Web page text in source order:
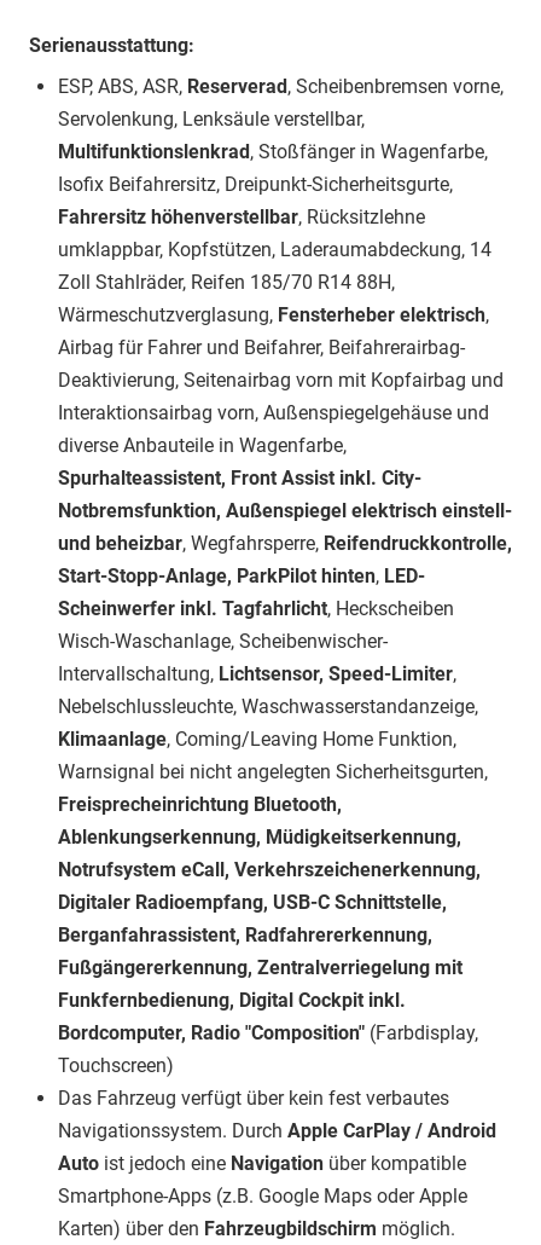
Serienausstattung:
ESP, ABS, ASR, Reserverad , Scheibenbremsen vorne,
Servolenkung, Lenksäule verstellbar,
Multifunktionslenkrad , Stoßfänger in Wagenfarbe,
Isofix Beifahrersitz, Dreipunkt-Sicherheitsgurte,
Fahrersitz höhenverstellbar, Rücksitzlehne
umklappbar, Kopfstützen, Laderaumabdeckung, 14
Zoll Stahlräder, Reifen 185/70 R14 88H,
Wärmeschutzverglasung, Fensterheber elektrisch,
Airbag für Fahrer und Beifahrer, Beifahrerairbag-
Deaktivierung, Seitenairbag vorn mit Kopfairbag und
Interaktionsairbag vorn, Außenspiegelgehäuse und
diverse Anbauteile in Wagenfarbe,
Spurhalteassistent, Front Assist inkl. City-
Notbremsfunktion, Außenspiegel elektrisch einstell-
und beheizbar, Wegfahrsperre, Reifendruckkontrolle,
Start-Stopp-Anlage, ParkPilot hinten, LED-
Scheinwerfer inkl. Tagfahrlicht, Heckscheiben
Wisch-Waschanlage, Scheibenwischer-
Intervallschaltung, Lichtsensor, Speed-Limiter,
Nebelschlussleuchte, Waschwasserstandanzeige,
Klimaanlage, Coming/Leaving Home Funktion,
Warnsignal bei nicht angelegten Sicherheitsgurten,
Freisprecheinrichtung Bluetooth,
Ablenkungserkennung, Müdigkeitserkennung,
Notrufsystem eCall, Verkehrszeichenerkennung,
Digitaler Radioempfang, USB-C Schnittstelle,
Berganfahrassistent, Radfahrererkennung,
Fußgängererkennung, Zentralverriegelung mit
Funkfernbedienung, Digital Cockpit inkl.
Bordcomputer, Radio "Composition" (Farbdisplay,
Touchscreen)
Das Fahrzeug verfügt über kein fest verbautes
Navigationssystem. Durch Apple CarPlay / Android
Auto ist jedoch eine Navigation über kompatible
Smartphone-Apps (z.B. Google Maps oder Apple
Karten) über den Fahrzeugbildschirm möglich.